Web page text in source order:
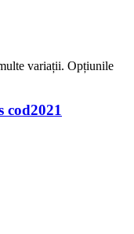
variații. Opțiunile
cod2021